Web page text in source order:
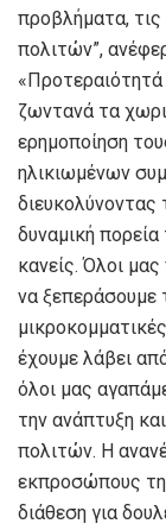
προβλήματα,
πολιτών”,
ζωντανά τα
ερημοποίηση
ηλικιωμένων
διευκολύνοντας
δυναμική
κανείς. Όλοι
να ξεπεράσουμε
έχουμε λάβει
όλοι μας
την ανάπτυξη
πολιτών. Η
εκπροσώπους
διάθεση για